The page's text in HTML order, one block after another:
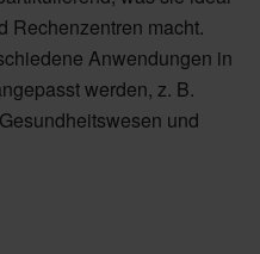
Rechenzentren macht.
Anwendungen in
werden, z. B.
und